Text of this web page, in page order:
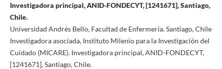
Investigadora principal, ANID-FONDECYT, [1241671], Santiago,
Chile.
Universidad Andrés Bello, Facultad de Enfermería. Santiago, Chile
Investigadora asociada, Instituto Milenio para la Investigación del
Cuidado (MICARE). Investigadora principal, ANID-FONDECYT,
[1241671], Santiago, Chile.